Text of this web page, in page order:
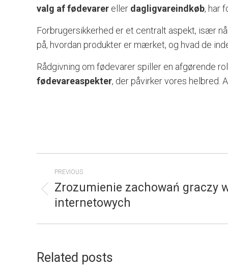
valg af fødevarer eller dagligvareindkøb, har
Forbrugersikkerhed er et centralt aspekt, især
på, hvordan produkter er mærket, og hvad de
Rådgivning om fødevarer spiller en afgørende
fødevareaspekter, der påvirker vores helbred.
POST
NAVIGATION
PREVIOUS
post:
Zrozumienie zachowań graczy
internetowych
Related posts